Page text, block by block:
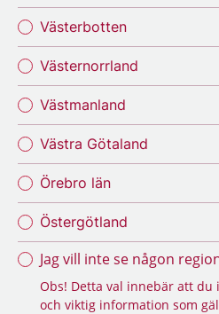
Västerbotten
Västernorrland
Västmanland
Västra Götaland
Örebro län
Östergötland
Jag vill inte se någon
Obs! Detta val innebär att
och viktig information som